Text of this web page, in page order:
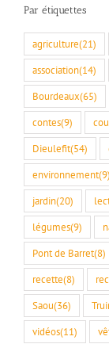
Par étiquettes
agriculture(21)
association(14)
Bourdeaux(65)
contes(9)
Dieulefit(54)
environnement(9)
jardin(20)
légumes(9)
Pont de Barret(8)
recette(8)
Saou(36)
vidéos(11)